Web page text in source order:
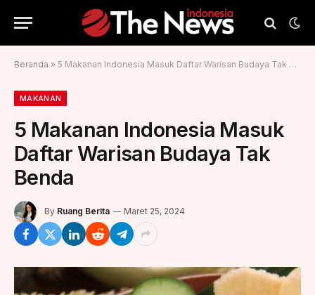
Beranda » 5 Makanan Indonesia Masuk Daftar Warisan Budaya Tak Benda
MAKANAN
5 Makanan Indonesia Masuk
Daftar Warisan Budaya Tak
Benda
By Ruang Berita Maret 25, 2024